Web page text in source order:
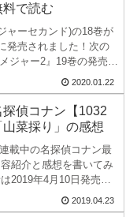
料で読む
ャーセカンド)の18巻が
発売されました！次の
ジャー2』19巻の発売日
。コミックのレンタル
見たい単行本だけ借り
へアクセスして...
2020.01.22
偵コナン【1032
菜採り」の感想
載中の名探偵コナン最
紹介と感想を書いてみ
2019年4月10日発売の
ました。名探偵コナンの
？休載はいつまで？病
2019.04.23